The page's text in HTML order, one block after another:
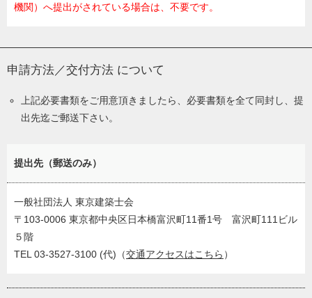
機関）へ提出がされている場合は、不要です。
申請方法／交付方法 について
上記必要書類をご用意頂きましたら、必要書類を全て同封し、提
出先迄ご郵送下さい。
提出先（郵送のみ）
一般社団法人 東京建築士会
〒103-0006 東京都中央区日本橋富沢町11番1号 富沢町111ビル
５階
TEL 03-3527-3100 (代)（交通アクセスはこちら ）